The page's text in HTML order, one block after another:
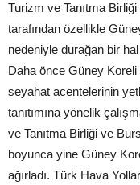
Turizm ve Tanıtma
tarafından özellikle
nedeniyle durağan bir hal
Daha önce Güney
seyahat acentelerinin
tanıtımına yönelik
ve Tanıtma Birliği ve
boyunca yine Güney
ağırladı. Türk Hava